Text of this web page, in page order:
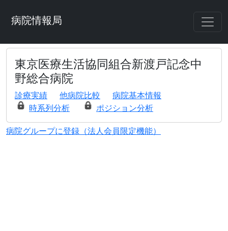
病院情報局
東京医療生活協同組合新渡戸記念中
野総合病院
診療実績 他病院比較
病院基本情報
時系列分析
ポジション分析
病院グループに登録（法人会員限定機能）